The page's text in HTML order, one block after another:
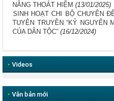
NĂNG THOÁT HIỂM (13/01/2025)
SINH HOẠT CHI BỘ CHUYÊN
TUYÊN TRUYỀN “KỶ NGUYÊN
CỦA DÂN TỘC” (16/12/2024)
• Videos
• Văn bản mới